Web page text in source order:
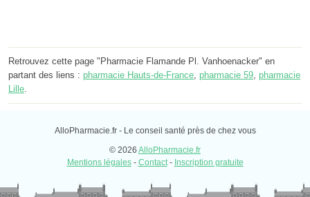
Retrouvez cette page "Pharmacie Flamande Pl. Vanhoenacker" en
partant des liens : pharmacie Hauts-de-France, pharmacie 59, pharmacie
Lille.
AlloPharmacie.fr - Le conseil santé près de chez vous
© 2026 AlloPharmacie.fr
Mentions légales- Contact- Inscription gratuite